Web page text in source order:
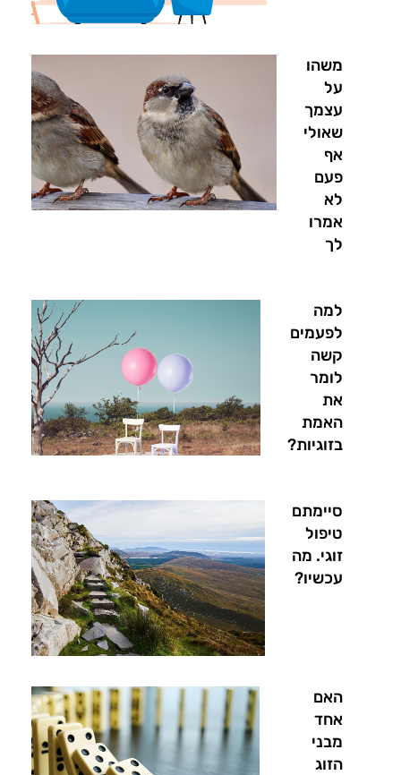
משהו
על
עצמך
שאולי
אף
פעם
לא
אמרו
לך
למה
לפעמים
קשה
לומר
את
האמת
בזוגיות?
סיימתם
טיפול
זוגי. מה
עכשיו?
האם
אחד
מבני
הזוג